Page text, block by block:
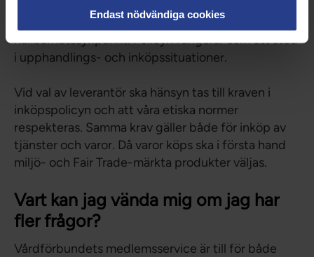
Endast nödvändiga cookies
tjänster och varor, till exempel ur
hållbarhetssynpunkt. Policyn fungerar som ett stöd
i upphandlings- och inköpssituationer.
Vid val av leverantör ska hänsyn tas till kraven i
inköpspolicyn och att våra etiska normer
respekteras. Samma krav gäller både för inköp av
tjänster och varor. Då varor köps ska i första hand
miljö- och Fair Trade-märkta produkter väljas.
Vart kan jag vända mig om jag har
fler frågor?
Vårdförbundets medlemsservice är till för både